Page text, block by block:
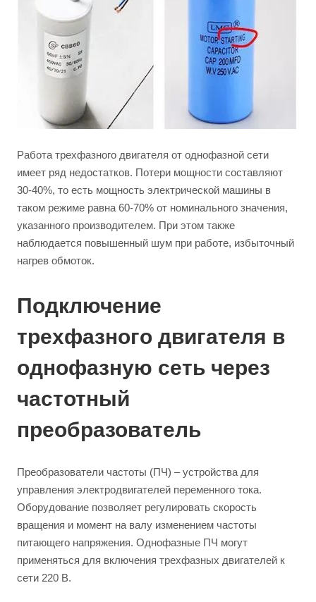
Работа трехфазного двигателя от однофазной сети
имеет ряд недостатков. Потери мощности составляют
30-40%, то есть мощность электрической машины в
таком режиме равна 60-70% от номинального значения,
указанного производителем. При этом также
наблюдается повышенный шум при работе, избыточный
нагрев обмоток.
Подключение
трехфазного двигателя в
однофазную сеть через
частотный
преобразователь
Преобразователи частоты (ПЧ) – устройства для
управления электродвигателей переменного тока.
Оборудование позволяет регулировать скорость
вращения и момент на валу изменением частоты
питающего напряжения. Однофазные ПЧ могут
применяться для включения трехфазных двигателей к
сети 220 В.